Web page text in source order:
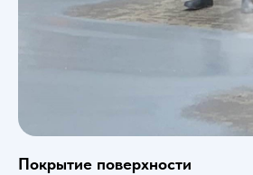
Покрытие поверхности